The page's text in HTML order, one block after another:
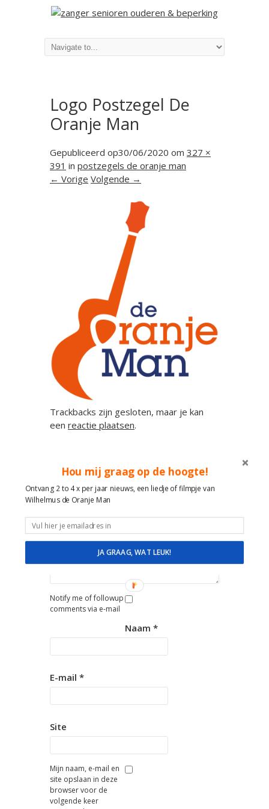
Logo Postzegel De
Oranje Man
Gepubliceerd op30/06/2020 om 327 ×
391 in postzegels de oranje man
← Vorige Volgende →
Trackbacks zijn gesloten, maar je kan
een reactie plaatsen.
Geef een reactie
Je e-mailadres wordt niet gepubliceerd.
Vereiste velden zijn gemarkeerd met*
Reactie*
Notify me of followup
comments via e-mail
Naam *
E-mail *
Site
Mijn naam, e-mail en
site opslaan in deze
browser voor de
volgende keer
Hou mij graag op de hoogte!
Ontvang 2 to 4 x per jaar nieuws, een liedje of filmpje van
Wilhelmus de Oranje Man
JA GRAAG, WAT LEUK!